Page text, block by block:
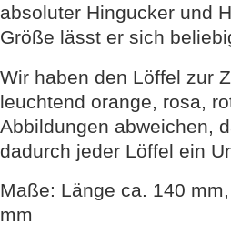
absoluter Hingucker und
Größe lässt er sich
Wir haben den Löffel zur
leuchtend orange, rosa,
Abbildungen abweichen,
dadurch jeder Löffel ein
Maße: Länge ca. 140
mm